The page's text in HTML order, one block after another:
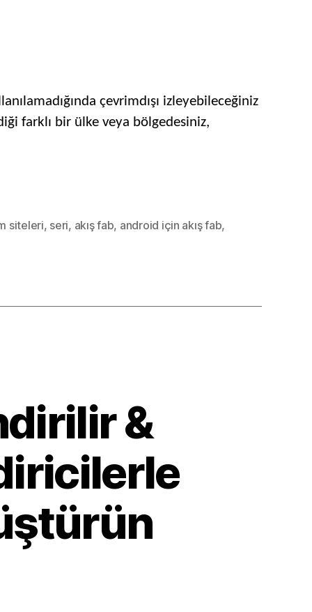
çevrimdışı izleyebileceğiniz
farklı bir ülke veya bölgedesiniz,
siteleri, seri, akış fab, android için akış fab,
&